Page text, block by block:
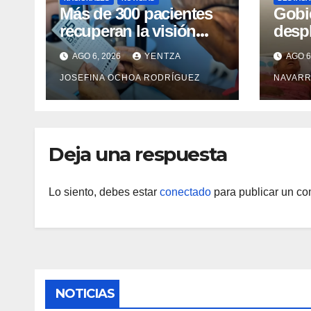
Más de 300 pacientes
recuperan la visión
con cirugías gratuitas
de cataratas en Zulia
AGO 6, 2026 YENTZA
JOSEFINA OCHOA RODRÍGUEZ
con
AGO
Deja una respuesta
Lo siento, debes estar conectado para publicar un
NOTICIAS